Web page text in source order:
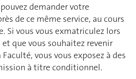
demander votre
de ce même service, au cours
Si vous vous exmatriculez lors
que vous souhaitez revenir
Faculté, vous vous exposez à des
à titre conditionnel.